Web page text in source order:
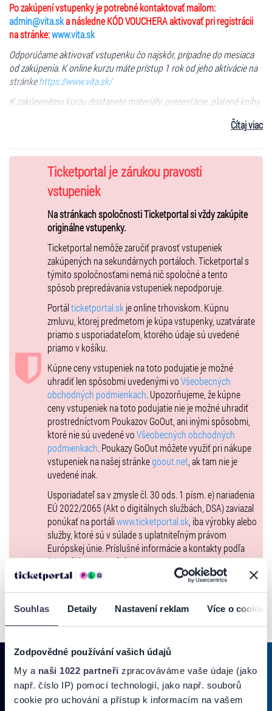
Souhlas Detaily Nastavení reklam Více o cookies
Zodpovědné používání vašich údajů
My a naši 1022 partneři zpracováváme vaše údaje (jako
např. číslo IP) pomocí technologií, jako např. souborů
cookie pro uchování a přístup k informacím na vašem
Po zakúpení vstupenky je potrebné kontaktovať mailom:
admin@vita.ska následne KÓD VOUCHERA aktivovať pri registrácii
na stránke:www.vita.sk
Odporúčame aktivovať vstupenku čo najskôr, prípadne do mesiaca
od zakúpenia. K online kurzu máte prístup 1 rok od jeho aktivácie na
stránkehttps://www.vita.sk/
K zakúpenému kurzu dostanete materiály, prezentácie, platené knihy
Čítaj viac
Ticketportal je zárukou pravosti
vstupeniek
Na stránkach spoločnosti Ticketportal si vždy zakúpite
originálne vstupenky.
Ticketportal nemôže zaručiť pravosť vstupeniek
zakúpených na sekundárnych portáloch. Ticketportal s
týmito spoločnosťami nemá nič spoločné a tento
spôsob prepredávania vstupeniek nepodporuje.
Portálticketportal.sk je online trhoviskom. Kúpnu
zmluvu, ktorej predmetom je kúpa vstupenky, uzatvárate
priamo s usporiadateľom, ktorého údaje sú uvedené
priamo v košíku.
Kúpne ceny vstupeniek na toto podujatie je možné
uhradiť len spôsobmi uvedenými voVšeobecných
obchodných podmienkach. Upozorňujeme, že kúpne
ceny vstupeniek na toto podujatie nie je možné uhradiť
prostredníctvom Poukazov GoOut, ani inými spôsobmi,
ktoré nie sú uvedené voVšeobecných obchodných
podmienkach. Poukazy GoOut môžete využiť pri nákupe
vstupeniek na našej stránkegoout.net , ak tam nie je
uvedené inak.
Usporiadateľ sa v zmysle čl. 30 ods. 1 písm. e) nariadenia
EÚ 2022/2065 (Akt o digitálnych službách, DSA) zaviazal
ponúkať na portáliwww.ticketportal.sk , iba výrobky alebo
služby, ktoré sú v súlade s uplatniteľným právom
Európskej únie. Príslušné informácie a kontakty podľa
DSA nájdete na stránketu.
PRIHLÁSIŤ SA KODBERU NOVINIEK